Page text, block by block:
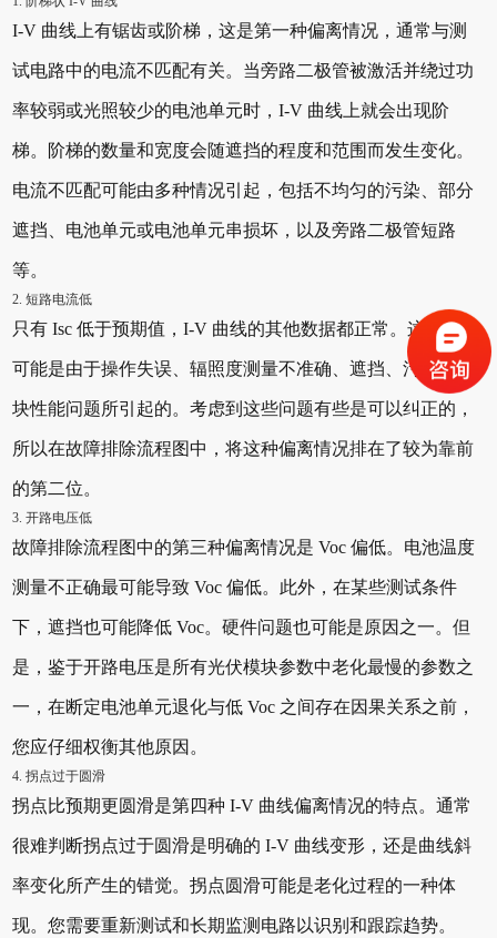
I-V 曲线上有锯齿或阶梯，这是第一种偏离情况，通常与测
试电路中的电流不匹配有关。当旁路二极管被激活并绕过功
率较弱或光照较少的电池单元时，I-V 曲线上就会出现阶
梯。阶梯的数量和宽度会随遮挡的程度和范围而发生变化。
电流不匹配可能由多种情况引起，包括不均匀的污染、部分
遮挡、电池单元或电池单元串损坏，以及旁路二极管短路
等。
2. 短路电流低
只有 Isc 低于预期值，I-V 曲线的其他数据都正常。这种情况
可能是由于操作失误、辐照度测量不准确、遮挡、污染或模
块性能问题所引起的。考虑到这些问题有些是可以纠正的，
所以在故障排除流程图中，将这种偏离情况排在了较为靠前
的第二位。
3. 开路电压低
故障排除流程图中的第三种偏离情况是 Voc 偏低。电池温度
测量不正确最可能导致 Voc 偏低。此外，在某些测试条件
下，遮挡也可能降低 Voc。硬件问题也可能是原因之一。但
是，鉴于开路电压是所有光伏模块参数中老化最慢的参数之
一，在断定电池单元退化与低 Voc 之间存在因果关系之前，
您应仔细权衡其他原因。
4. 拐点过于圆滑
拐点比预期更圆滑是第四种 I-V 曲线偏离情况的特点。通常
很难判断拐点过于圆滑是明确的 I-V 曲线变形，还是曲线斜
率变化所产生的错觉。拐点圆滑可能是老化过程的一种体
现。您需要重新测试和长期监测电路以识别和跟踪趋势。